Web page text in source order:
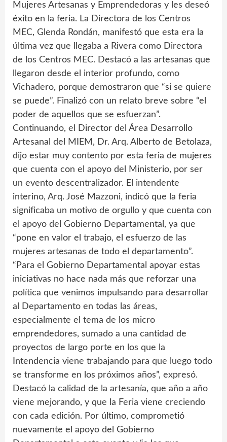
Mujeres Artesanas y Emprendedoras y les deseó
éxito en la feria. La Directora de los Centros
MEC, Glenda Rondán, manifestó que esta era la
última vez que llegaba a Rivera como Directora
de los Centros MEC. Destacó a las artesanas que
llegaron desde el interior profundo, como
Vichadero, porque demostraron que “si se quiere
se puede”. Finalizó con un relato breve sobre “el
poder de aquellos que se esfuerzan”.
Continuando, el Director del Área Desarrollo
Artesanal del MIEM, Dr. Arq. Alberto de Betolaza,
dijo estar muy contento por esta feria de mujeres
que cuenta con el apoyo del Ministerio, por ser
un evento descentralizador. El intendente
interino, Arq. José Mazzoni, indicó que la feria
significaba un motivo de orgullo y que cuenta con
el apoyo del Gobierno Departamental, ya que
“pone en valor el trabajo, el esfuerzo de las
mujeres artesanas de todo el departamento”.
“Para el Gobierno Departamental apoyar estas
iniciativas no hace nada más que reforzar una
política que venimos impulsando para desarrollar
al Departamento en todas las áreas,
especialmente el tema de los micro
emprendedores, sumado a una cantidad de
proyectos de largo porte en los que la
Intendencia viene trabajando para que luego todo
se transforme en los próximos años”, expresó.
Destacó la calidad de la artesanía, que año a año
viene mejorando, y que la Feria viene creciendo
con cada edición. Por último, comprometió
nuevamente el apoyo del Gobierno